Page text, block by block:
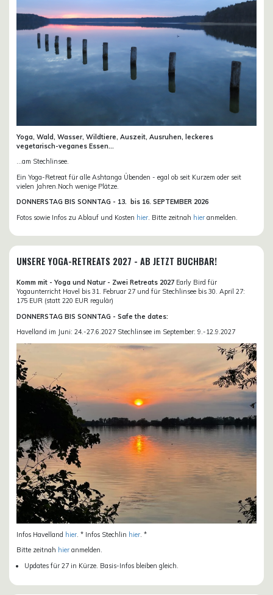
Yoga, Wald, Wasser, Wildtiere, Auszeit, Ausruhen, leckeres
vegetarisch-veganes Essen...
...am Stechlinsee.
Ein Yoga-Retreat für alle Ashtanga Übenden - egal ob seit Kurzem oder seit
vielen Jahren.Noch wenige Plätze.
DONNERSTAG BIS SONNTAG - 13. bis 16. SEPTEMBER 2026
Fotos sowie Infos zu Ablauf und Kosten hier . Bitte zeitnah hier anmelden.
UNSERE YOGA-RETREATS 2027 - AB JETZT BUCHBAR!
Komm mit - Yoga und Natur - Zwei Retreats 2027 Early Bird für
Yogaunterricht Havel bis 31. Februar 27 und für Stechlinsee bis 30. April 27:
175 EUR (statt 220 EUR regulär)
DONNERSTAG BIS SONNTAG - Safe the dates:
Havelland im Juni: 24.-27.6.2027 Stechlinsee im September: 9.-12.9.2027
Infos Havelland hier . * Infos Stechlin hier . *
Bitte zeitnah hier anmelden.
Updates für 27 in Kürze. Basis-Infos bleiben gleich.